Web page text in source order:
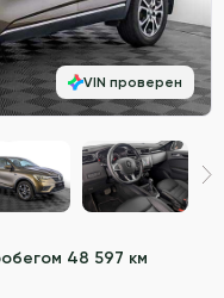
48 597 км
VIN проверен